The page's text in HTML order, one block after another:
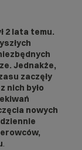
2 lata temu.
Jednakże,
zaczęły
nich było
nowych
.